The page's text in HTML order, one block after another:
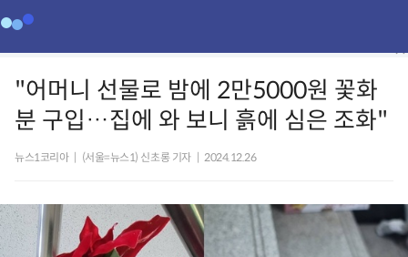
"어머니 선물로 밤에 2만5000원 꽃화
분 구입…집에 와 보니 흙에 심은 조화"
뉴스1코리아 (서울=뉴스1) 신초롱 기자 2024.12.26